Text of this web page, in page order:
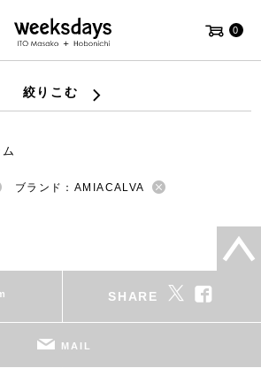
0
絞りこむ
ブランド：AMIACALVA
SHARE
MAIL